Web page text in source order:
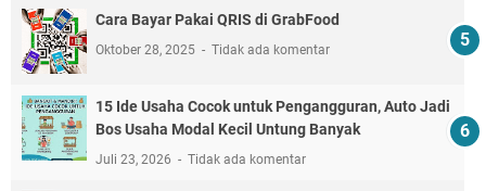
Cara Bayar Pakai QRIS di GrabFood
Oktober 28, 2025 Tidak ada komentar
15 Ide Usaha Cocok untuk Pengangguran, Auto Jadi
Bos Usaha Modal Kecil Untung Banyak
Juli 23, 2026 Tidak ada komentar